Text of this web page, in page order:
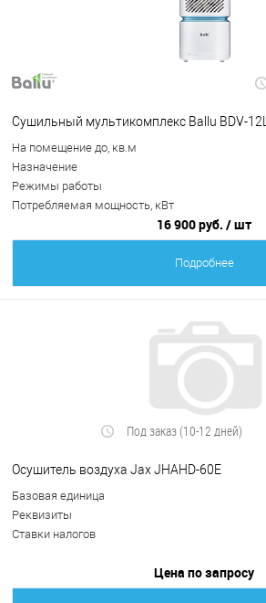
Сушильный мультикомплекс Ballu BDV-12L
На помещение до, кв.м
Назначение
Режимы работы
Потребляемая мощность, кВт
16 900 руб. / шт
Подробнее
Под заказ (10-12 дней)
Осушитель воздуха Jax JHAHD-60E
Базовая единица
Реквизиты
Ставки налогов
Цена по запросу